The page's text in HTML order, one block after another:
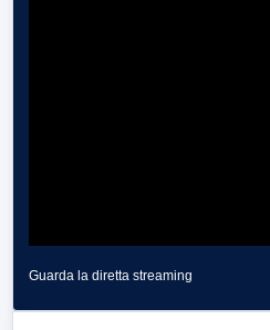
Guarda la diretta streaming